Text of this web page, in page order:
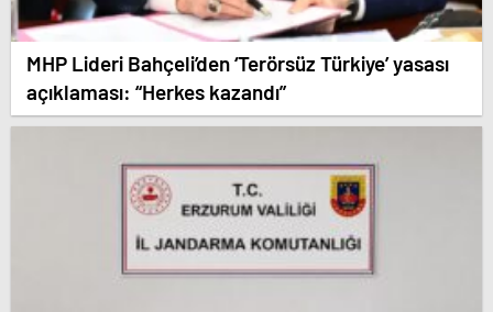
MHP Lideri Bahçeli’den ‘Terörsüz Türkiye’ yasası
açıklaması: “Herkes kazandı”